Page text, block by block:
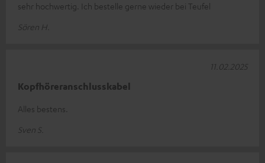
sehr hochwertig. Ich bestelle gerne wieder bei Teufel
Sören H.
Kopfhöreranschlusskabel
Alles bestens.
Sven S.
11.02.2025